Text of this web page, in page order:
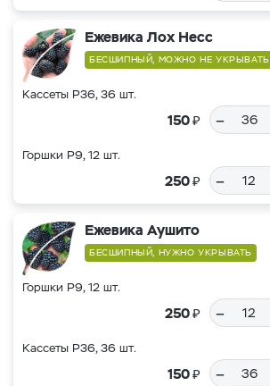
Ежевика Лох Несс
БЕСШИПНЫЙ, МОЖНО НЕ УКРЫВАТЬ
Кассеты Р36, 36 шт.
150₽ –
Горшки Р9, 12 шт.
250₽ –
Ежевика Аушито
БЕСШИПНЫЙ, НУЖНО УКРЫВАТЬ
Горшки Р9, 12 шт.
250₽ –
Кассеты Р36, 36 шт.
150₽ –